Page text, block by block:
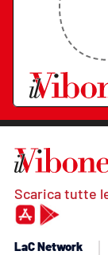
Scarica tutte
LaC Network